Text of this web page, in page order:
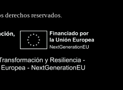
derechos reservados.